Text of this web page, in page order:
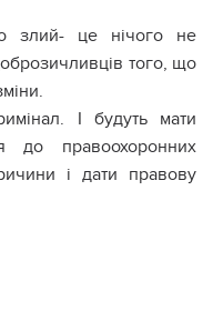
злий- це нічого не
того, що
І будуть мати
до правоохоронних
і дати правову